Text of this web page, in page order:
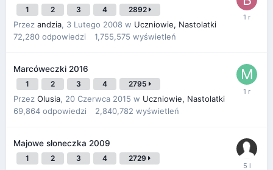
1 2 3 4 2892
Przez andzia, 3 Lutego 2008 w Uczniowie, Nastolatki
72,280 odpowiedzi 1,755,575 wyświetleń
Marcóweczki 2016
1 2 3 4 2795
Przez Olusia, 20 Czerwca 2015 w Uczniowie, Nastolatki
69,864 odpowiedzi 2,840,782 wyświetleń
Majowe słoneczka 2009
1 2 3 4 2729